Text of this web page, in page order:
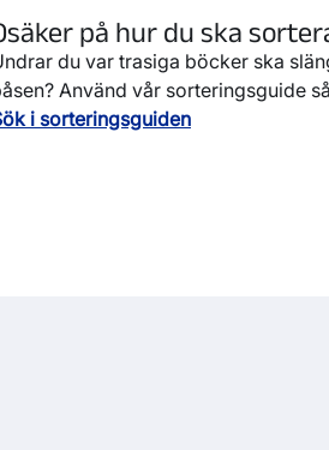
på hur du ska
du var trasiga böcker ska
Använd vår sorteringsguide
i sorteringsguiden